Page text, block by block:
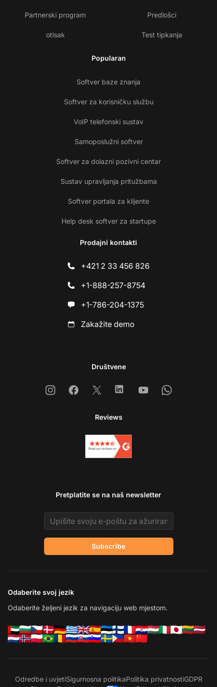
Partnerski program
otisak
Predlošci
Test tipkanja
Popularan
Softver baze znanja
Softver za korisničku službu
VoIP telefonski sustav
Samoposlužni softver
Softver za dolazni pozivni centar
Sustav upravljanja pritužbama
Softver portala za klijente
Help desk softver za startupe
Prodajni kontakti
+421 2 33 456 826
+1-888-257-8754
+1-786-204-1375
Zakažite demo
Društvene
InstagramFacebook
X LinkedinYoutubeWhatsapp
Reviews
Pretplatite se na naš newsletter
Email address
Subscribe
Odaberite svoj jezik
Odaberite željeni jezik za navigaciju web mjestom.
Odredbe i uvjetiSigurnosna politikaPolitika privatnostiGDPR